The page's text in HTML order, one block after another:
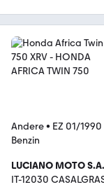
Andere• EZ 01/1990
Benzin
LUCIANO MOTO
IT-12030